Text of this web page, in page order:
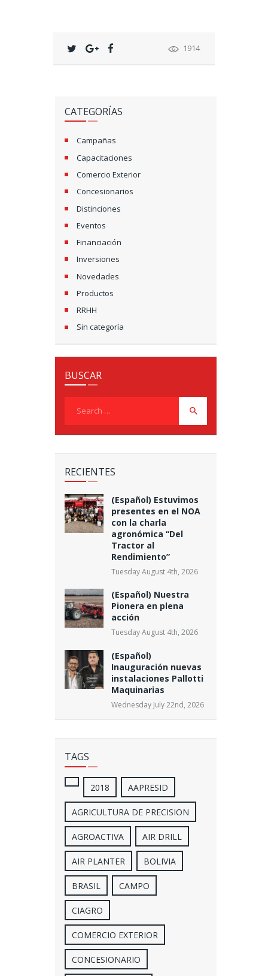
1914
CATEGORÍAS
Campañas
Capacitaciones
Comercio Exterior
Concesionarios
Distinciones
Eventos
Financiación
Inversiones
Novedades
Productos
RRHH
Sin categoría
BUSCAR
RECIENTES
(Español) Estuvimos
presentes en el NOA
con la charla
agronómica “Del
Tractor al
Rendimiento”
Tuesday August 4th, 2026
(Español) Nuestra
Pionera en plena
acción
Tuesday August 4th, 2026
(Español)
Inauguración nuevas
instalaciones Pallotti
Maquinarias
Wednesday July 22nd, 2026
TAGS
2018 AAPRESID
AGRICULTURA DE PRECISION
AGROACTIVA AIR DRILL
AIR PLANTER BOLIVIA
BRASIL CAMPO
CIAGRO
COMERCIO EXTERIOR
CONCESIONARIO